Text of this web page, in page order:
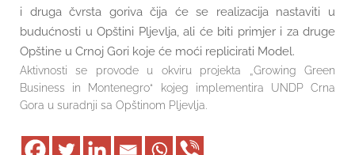
i druga čvrsta goriva čija će se realizacija nastaviti u
budućnosti u Opštini Pljevlja, ali će biti primjer i za druge
Opštine u Crnoj Gori koje će moći replicirati Model.
Aktivnosti se provode u okviru projekta „Growing Green
Business in Montenegro“ kojeg implementira UNDP Crna
Gora u suradnji sa Opštinom Pljevlja.